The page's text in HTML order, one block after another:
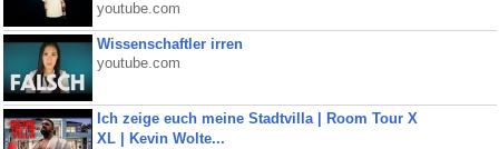
youtube.com
Wissenschaftler irren
youtube.com
Ich zeige euch meine Stadtvilla | Room Tour X
XL | Kevin Wolte...